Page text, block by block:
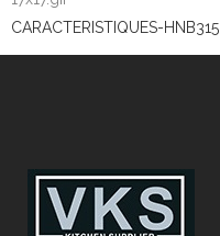
CARACTERISTIQUES-HNB315